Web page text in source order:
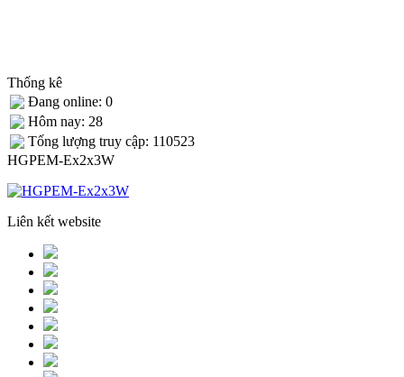
Thống kê
Đang online: 0
Hôm nay: 28
Tống lượng truy cập: 110523
HGPEM-Ex2x3W
Liên kết website